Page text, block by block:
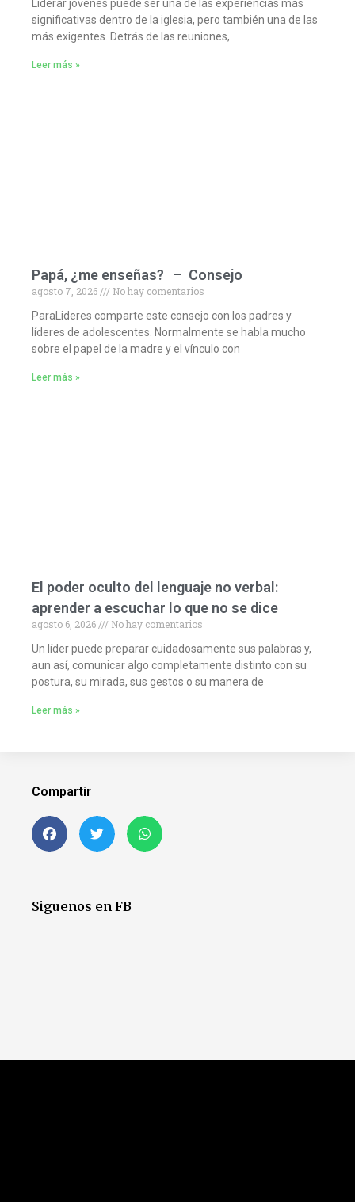
Liderar jóvenes puede ser una de las experiencias más
significativas dentro de la iglesia, pero también una de las
más exigentes. Detrás de las reuniones,
Leer más »
Papá, ¿me enseñas? – Consejo
agosto 7, 2026
No hay comentarios
ParaLideres comparte este consejo con los padres y
líderes de adolescentes. Normalmente se habla mucho
sobre el papel de la madre y el vínculo con
Leer más »
El poder oculto del lenguaje no verbal:
aprender a escuchar lo que no se dice
agosto 6, 2026
No hay comentarios
Un líder puede preparar cuidadosamente sus palabras y,
aun así, comunicar algo completamente distinto con su
postura, su mirada, sus gestos o su manera de
Leer más »
Compartir
Siguenos en FB